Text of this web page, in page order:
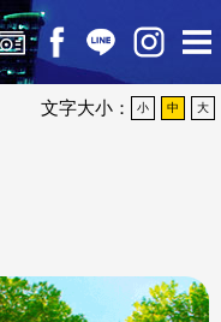
文字大小： 小 中 大